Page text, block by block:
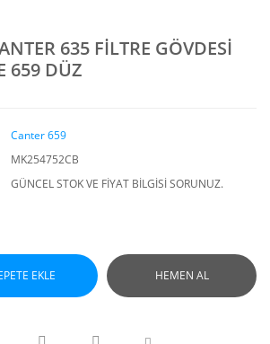
635 FİLTRE GÖVDESİ
659 DÜZ
Canter 659
MK254752CB
GÜNCEL STOK VE FİYAT BİLGİSİ SORUNUZ.
EKLE HEMEN AL